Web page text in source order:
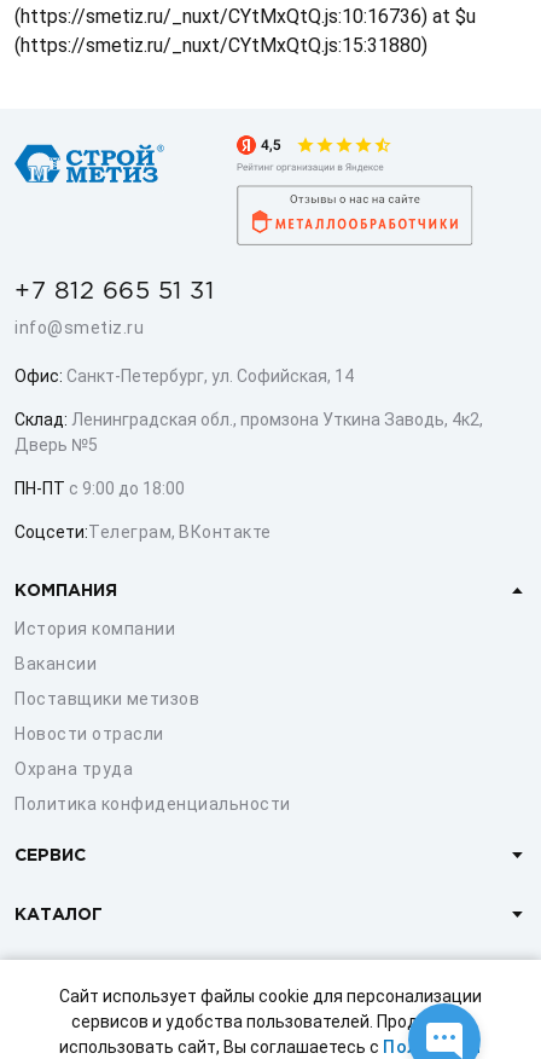
Сайт использует файлы cookie для персонализации
сервисов и удобства пользователей. Продолжая
использовать сайт, Вы соглашаетесь с Политикой
(https://smetiz.ru/_nuxt/CYtMxQtQ.js:10:16736) at $u
(https://smetiz.ru/_nuxt/CYtMxQtQ.js:15:31880)
+7 812 665 51 31
info@smetiz.ru
Офис: Санкт-Петербург, ул. Софийская, 14
Склад: Ленинградская обл., промзона Уткина Заводь, 4к2,
Дверь №5
ПН-ПТ с 9:00 до 18:00
Соцсети:Телеграм, ВКонтакте
КОМПАНИЯ
История компании
Вакансии
Поставщики метизов
Новости отрасли
Охрана труда
Политика конфиденциальности
СЕРВИС
КАТАЛОГ